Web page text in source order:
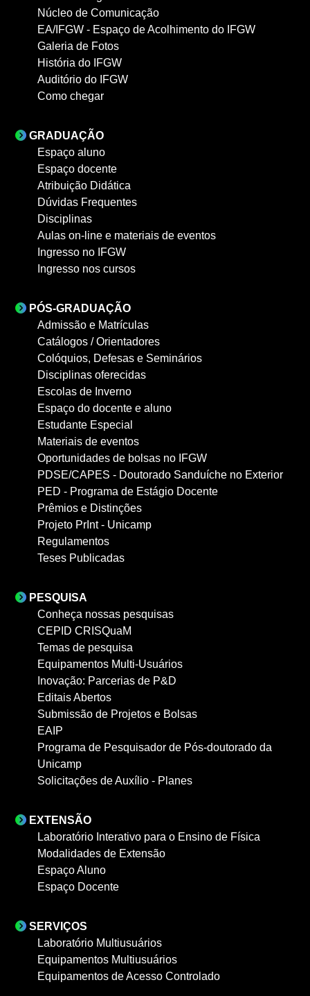
Núcleo de Comunicação
EA/IFGW - Espaço de Acolhimento do IFGW
Galeria de Fotos
História do IFGW
Auditório do IFGW
Como chegar
GRADUAÇÃO
Espaço aluno
Espaço docente
Atribuição Didática
Dúvidas Frequentes
Disciplinas
Aulas on-line e materiais de eventos
Ingresso no IFGW
Ingresso nos cursos
PÓS-GRADUAÇÃO
Admissão e Matrículas
Catálogos / Orientadores
Colóquios, Defesas e Seminários
Disciplinas oferecidas
Escolas de Inverno
Espaço do docente e aluno
Estudante Especial
Materiais de eventos
Oportunidades de bolsas no IFGW
PDSE/CAPES - Doutorado Sanduíche no Exterior
PED - Programa de Estágio Docente
Prêmios e Distinções
Projeto PrInt - Unicamp
Regulamentos
Teses Publicadas
PESQUISA
Conheça nossas pesquisas
CEPID CRISQuaM
Temas de pesquisa
Equipamentos Multi-Usuários
Inovação: Parcerias de P&D
Editais Abertos
Submissão de Projetos e Bolsas
EAIP
Programa de Pesquisador de Pós-doutorado da
Unicamp
Solicitações de Auxílio - Planes
EXTENSÃO
Laboratório Interativo para o Ensino de Física
Modalidades de Extensão
Espaço Aluno
Espaço Docente
SERVIÇOS
Laboratório Multiusuários
Equipamentos Multiusuários
Equipamentos de Acesso Controlado